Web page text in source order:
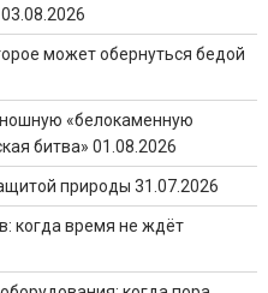
03.08.2026
может обернуться бедой
«белокаменную
битва» 01.08.2026
природы 31.07.2026
когда время не ждёт